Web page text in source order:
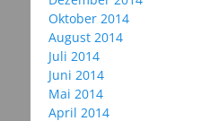
Oktober 2014
August 2014
Juli 2014
Juni 2014
Mai 2014
April 2014